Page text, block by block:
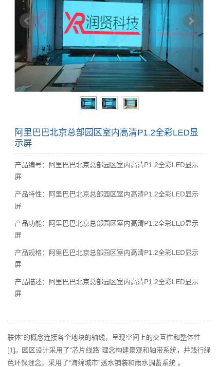
阿里巴巴北京总部园区室内高清P1.2全彩LED显
示屏
产品编号：阿里巴巴北京总部园区室内高清P1.2全彩LED显示
屏
产品特性：阿里巴巴北京总部园区室内高清P1.2全彩LED显示
屏
产品功能：阿里巴巴北京总部园区室内高清P1.2全彩LED显示
屏
产品规格：阿里巴巴北京总部园区室内高清P1.2全彩LED显示
屏
产品描述：阿里巴巴北京总部园区室内高清P1.2全彩LED显示
屏
联体”的概念连接各个地块的轴线，呈现空间上的交互性和整体性
[1]。园区设计采用了“芯片线路”理念构建景观和轴带系统，并践行绿
色环保理念，采用了“海绵城市”透水铺装和雨水调蓄系统 。